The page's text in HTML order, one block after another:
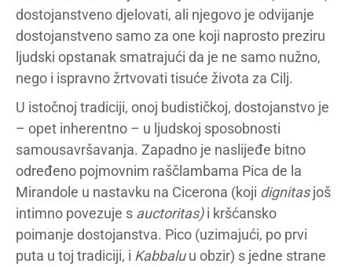
dostojanstveno djelovati, ali njegovo je odvijanje
dostojanstveno samo za one koji naprosto preziru
ljudski opstanak smatrajući da je ne samo nužno,
nego i ispravno žrtvovati tisuće života za Cilj.
U istočnoj tradiciji, onoj budističkoj, dostojanstvo je
– opet inherentno – u ljudskoj sposobnosti
samousavršavanja. Zapadno je naslijeđe bitno
određeno pojmovnim raščlambama Pica de la
Mirandole u nastavku na Cicerona (koji dignitasjoš
intimno povezuje s auctoritas)i kršćansko
poimanje dostojanstva. Pico (uzimajući, po prvi
puta u toj tradiciji, i Kabbaluu obzir) s jedne strane